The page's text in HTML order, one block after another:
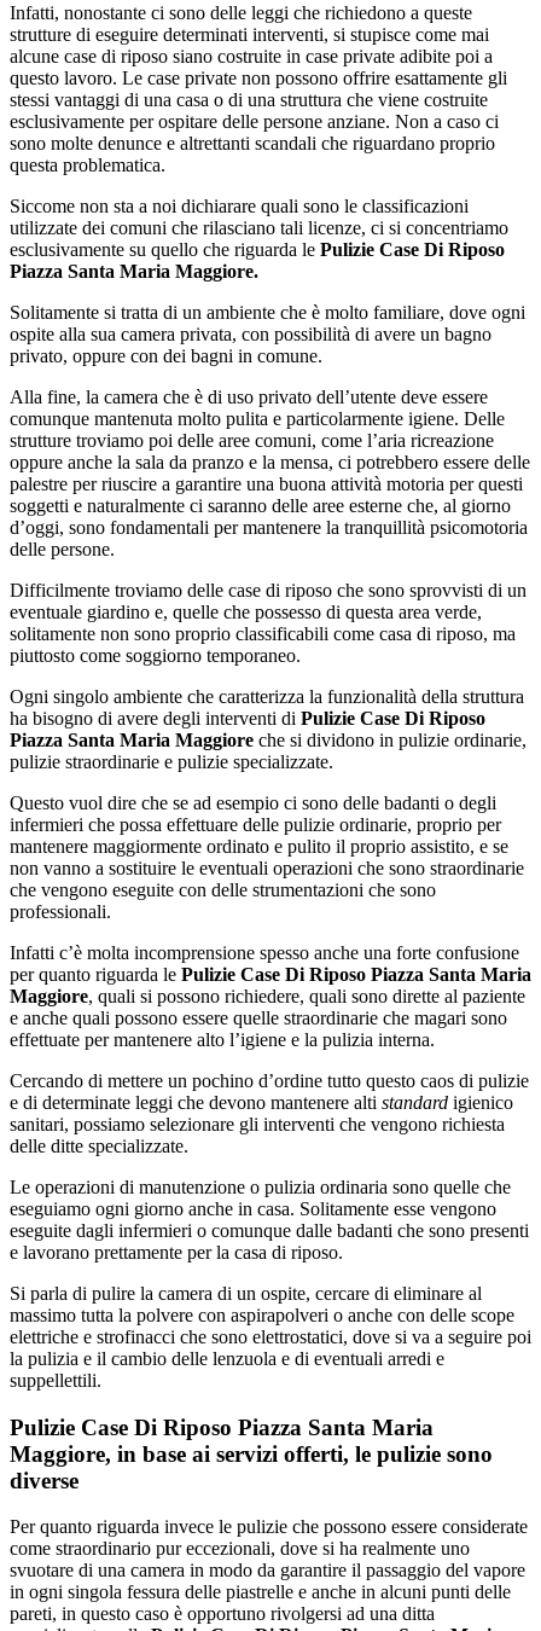
Infatti, nonostante ci sono delle leggi che richiedono a queste
strutture di eseguire determinati interventi, si stupisce come mai
alcune case di riposo siano costruite in case private adibite poi a
questo lavoro. Le case private non possono offrire esattamente gli
stessi vantaggi di una casa o di una struttura che viene costruite
esclusivamente per ospitare delle persone anziane. Non a caso ci
sono molte denunce e altrettanti scandali che riguardano proprio
questa problematica.
Siccome non sta a noi dichiarare quali sono le classificazioni
utilizzate dei comuni che rilasciano tali licenze, ci si concentriamo
esclusivamente su quello che riguarda le Pulizie Case Di Riposo
Piazza Santa Maria Maggiore.
Solitamente si tratta di un ambiente che è molto familiare, dove ogni
ospite alla sua camera privata, con possibilità di avere un bagno
privato, oppure con dei bagni in comune.
Alla fine, la camera che è di uso privato dell’utente deve essere
comunque mantenuta molto pulita e particolarmente igiene. Delle
strutture troviamo poi delle aree comuni, come l’aria ricreazione
oppure anche la sala da pranzo e la mensa, ci potrebbero essere delle
palestre per riuscire a garantire una buona attività motoria per questi
soggetti e naturalmente ci saranno delle aree esterne che, al giorno
d’oggi, sono fondamentali per mantenere la tranquillità psicomotoria
delle persone.
Difficilmente troviamo delle case di riposo che sono sprovvisti di un
eventuale giardino e, quelle che possesso di questa area verde,
solitamente non sono proprio classificabili come casa di riposo, ma
piuttosto come soggiorno temporaneo.
Ogni singolo ambiente che caratterizza la funzionalità della struttura
ha bisogno di avere degli interventi di Pulizie Case Di Riposo
Piazza Santa Maria Maggiore che si dividono in pulizie ordinarie,
pulizie straordinarie e pulizie specializzate.
Questo vuol dire che se ad esempio ci sono delle badanti o degli
infermieri che possa effettuare delle pulizie ordinarie, proprio per
mantenere maggiormente ordinato e pulito il proprio assistito, e se
non vanno a sostituire le eventuali operazioni che sono straordinarie
che vengono eseguite con delle strumentazioni che sono
professionali.
Infatti c’è molta incomprensione spesso anche una forte confusione
per quanto riguarda le Pulizie Case Di Riposo Piazza Santa Maria
Maggiore, quali si possono richiedere, quali sono dirette al paziente
e anche quali possono essere quelle straordinarie che magari sono
effettuate per mantenere alto l’igiene e la pulizia interna.
Cercando di mettere un pochino d’ordine tutto questo caos di pulizie
e di determinate leggi che devono mantenere alti standard igienico
sanitari, possiamo selezionare gli interventi che vengono richiesta
delle ditte specializzate.
Le operazioni di manutenzione o pulizia ordinaria sono quelle che
eseguiamo ogni giorno anche in casa. Solitamente esse vengono
eseguite dagli infermieri o comunque dalle badanti che sono presenti
e lavorano prettamente per la casa di riposo.
Si parla di pulire la camera di un ospite, cercare di eliminare al
massimo tutta la polvere con aspirapolveri o anche con delle scope
elettriche e strofinacci che sono elettrostatici, dove si va a seguire poi
la pulizia e il cambio delle lenzuola e di eventuali arredi e
suppellettili.
Pulizie Case Di Riposo Piazza Santa Maria
Maggiore, in base ai servizi offerti, le pulizie sono
diverse
Per quanto riguarda invece le pulizie che possono essere considerate
come straordinario pur eccezionali, dove si ha realmente uno
svuotare di una camera in modo da garantire il passaggio del vapore
in ogni singola fessura delle piastrelle e anche in alcuni punti delle
pareti, in questo caso è opportuno rivolgersi ad una ditta